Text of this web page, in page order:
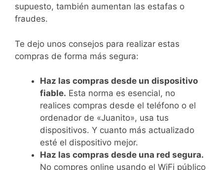
supuesto, también aumentan las estafas o
fraudes.
Te dejo unos consejos para realizar estas
compras de forma más segura:
Haz las compras desde un dispositivo
fiable. Esta norma es esencial, no
realices compras desde el teléfono o el
ordenador de «Juanito», usa tus
dispositivos. Y cuanto más actualizado
esté el dispositivo mejor.
Haz las compras desde una red segura.
No compres online usando el WiFi público